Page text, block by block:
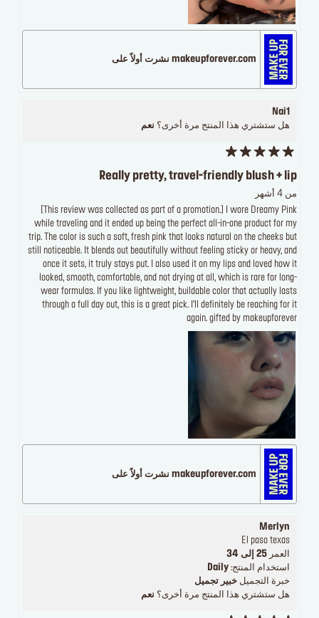
makeupforever.com نشرت أولاً على
Nai1
هل ستشتري هذا المنتج مرة أخرى؟ نعم
Really pretty, travel-friendly blush + lip
من 4 أشهر
[This review was collected as part of a promotion.] I wore Dreamy Pink
while traveling and it ended up being the perfect all-in-one product for my
trip. The color is such a soft, fresh pink that looks natural on the cheeks but
still noticeable. It blends out beautifully without feeling sticky or heavy, and
once it sets, it truly stays put. I also used it on my lips and loved how it
looked, smooth, comfortable, and not drying at all, which is rare for long-
wear formulas. If you like lightweight, buildable color that actually lasts
through a full day out, this is a great pick. I’ll definitely be reaching for it
again. gifted by makeupforever
makeupforever.com نشرت أولاً على
Merlyn
El paso texas
العمر 25 إلى 34
استخدام المنتج: Daily
خبرة التجميل خبير تجميل
هل ستشتري هذا المنتج مرة أخرى؟ نعم